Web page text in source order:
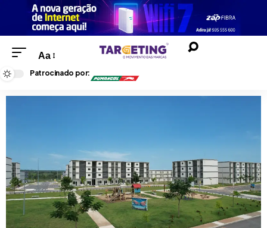
Aa
Patrocinado por: